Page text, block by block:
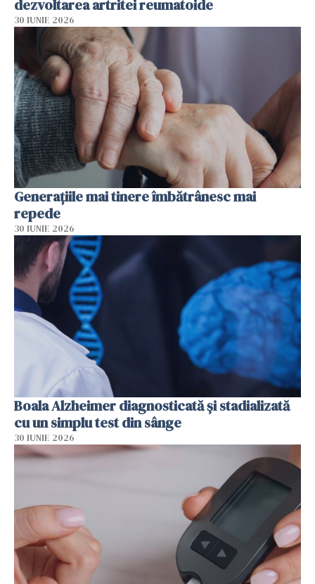
dezvoltarea artritei reumatoide
30 IUNIE 2026
Generațiile mai tinere îmbătrânesc mai
repede
30 IUNIE 2026
Boala Alzheimer diagnosticată și stadializată
cu un simplu test din sânge
30 IUNIE 2026